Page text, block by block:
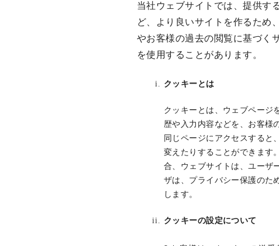
当社ウェブサイトでは、提供す
ど、より良いサイトを作るため
やお客様の過去の閲覧に基づく
を使用することがあります。
クッキーとは
クッキーとは、ウェブページ
歴や入力内容などを、お客様
同じページにアクセスすると
変えたりすることができます
合、ウェブサイトは、ユーザ
ザは、プライバシー保護のた
します。
クッキーの設定について